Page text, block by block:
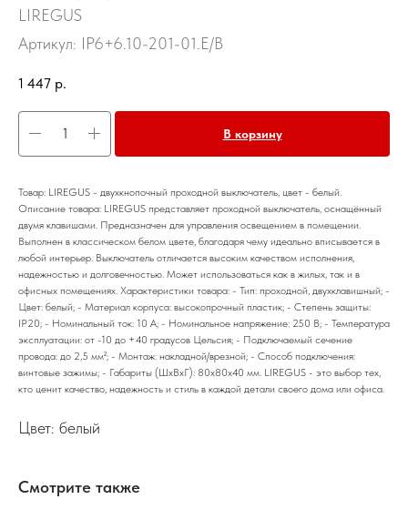
LIREGUS
Артикул: IP6+6.10-201-01.E/B
1 447 р.
В корзину
Товар: LIREGUS - двухкнопочный проходной выключатель, цвет - белый.
Описание товара: LIREGUS представляет проходной выключатель, оснащённый
двумя клавишами. Предназначен для управления освещением в помещении.
Выполнен в классическом белом цвете, благодаря чему идеально вписывается в
любой интерьер. Выключатель отличается высоким качеством исполнения,
надежностью и долговечностью. Может использоваться как в жилых, так и в
офисных помещениях. Характеристики товара: - Тип: проходной, двухклавишный; -
Цвет: белый; - Материал корпуса: высокопрочный пластик; - Степень защиты:
IP20; - Номинальный ток: 10 А; - Номинальное напряжение: 250 В; - Температура
эксплуатации: от -10 до +40 градусов Цельсия; - Подключаемый сечение
провода: до 2,5 мм²; - Монтаж: накладной/врезной; - Способ подключения:
винтовые зажимы; - Габариты (ШхВхГ): 80x80x40 мм. LIREGUS - это выбор тех,
кто ценит качество, надежность и стиль в каждой детали своего дома или офиса.
Цвет: белый
Смотрите также